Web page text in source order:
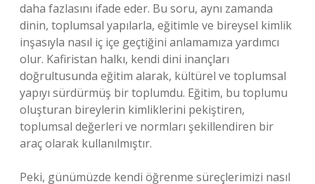
daha fazlasını ifade eder. Bu soru, aynı zamanda
dinin, toplumsal yapılarla, eğitimle ve bireysel kimlik
inşasıyla nasıl iç içe geçtiğini anlamamıza yardımcı
olur. Kafiristan halkı, kendi dini inançları
doğrultusunda eğitim alarak, kültürel ve toplumsal
yapıyı sürdürmüş bir toplumdu. Eğitim, bu toplumu
oluşturan bireylerin kimliklerini pekiştiren,
toplumsal değerleri ve normları şekillendiren bir
araç olarak kullanılmıştır.
Peki, günümüzde kendi öğrenme süreçlerimizi nasıl